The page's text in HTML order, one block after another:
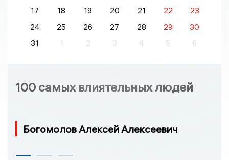
17
18 19 20 21 22
23
24
25 26 27 28 29
30
31
1 2 3 4 5 6
100 самых влиятельных людей
Богомолов Алексей Алексеевич